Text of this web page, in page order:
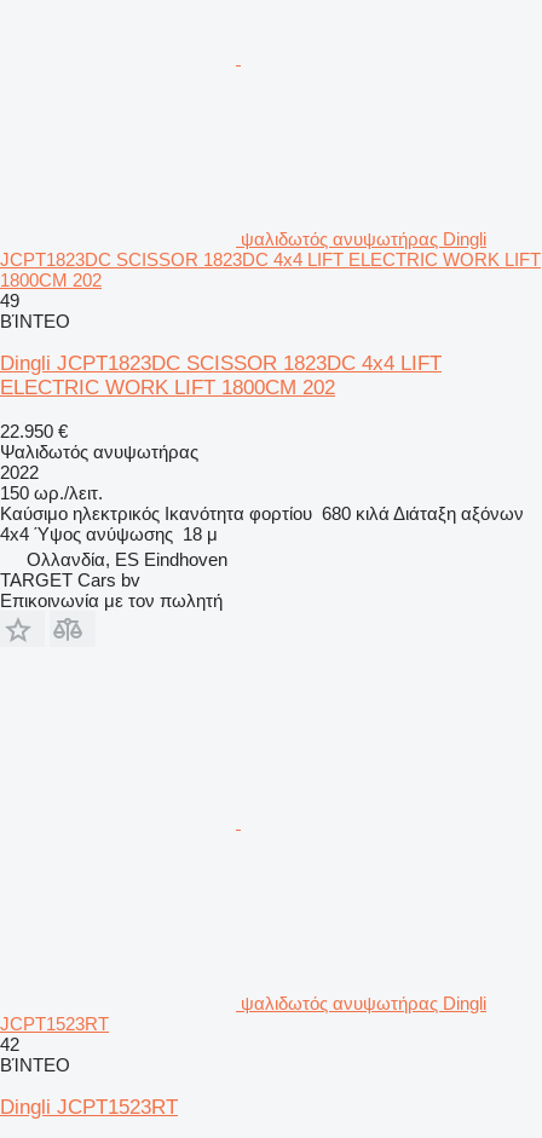
ψαλιδωτός ανυψωτήρας Dingli
JCPT1823DC SCISSOR 1823DC 4x4 LIFT ELECTRIC WORK LIFT
1800CM 202
49
ΒΊΝΤΕΟ
Dingli JCPT1823DC SCISSOR 1823DC 4x4 LIFT
ELECTRIC WORK LIFT 1800CM 202
22.950 €
Ψαλιδωτός ανυψωτήρας
2022
150 ωρ./λειτ.
Καύσιμο ηλεκτρικός Ικανότητα φορτίου 680 κιλά Διάταξη αξόνων
4x4 Ύψος ανύψωσης 18 μ
Ολλανδία, ES Eindhoven
TARGET Cars bv
Επικοινωνία με τον πωλητή
ψαλιδωτός ανυψωτήρας Dingli
JCPT1523RT
42
ΒΊΝΤΕΟ
Dingli JCPT1523RT